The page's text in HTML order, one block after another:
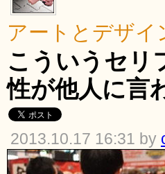
アートとデザイ
こういうセ
性が他人に言
2013.10.17 16:31 by